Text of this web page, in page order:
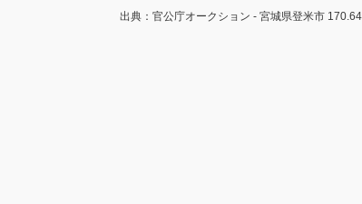
出典：官公庁オークション - 宮城県登米市